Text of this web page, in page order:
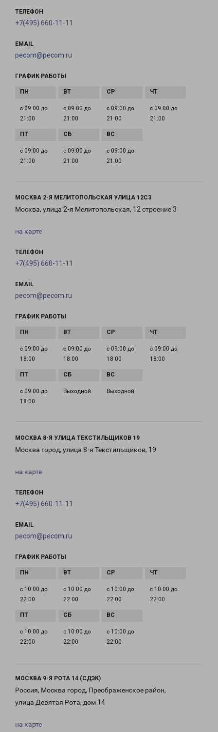
ТЕЛЕФОН
+7(495) 660-11-11
EMAIL
pecom@pecom.ru
ГРАФИК РАБОТЫ
с 09:00 до
21:00
с 09:00 до
21:00
с 09:00 до
21:00
с 09:00 до
21:00
с 09:00 до
21:00
с 09:00 до
21:00
с 09:00 до
21:00
МОСКВА 2-Я МЕЛИТОПОЛЬСКАЯ УЛИЦА 12С3
Москва, улица 2-я Мелитопольская, 12 строение 3
на карте
ТЕЛЕФОН
+7(495) 660-11-11
EMAIL
pecom@pecom.ru
ГРАФИК РАБОТЫ
с 09:00 до
18:00
с 09:00 до
18:00
с 09:00 до
18:00
с 09:00 до
18:00
с 09:00 до
18:00
Выходной Выходной
МОСКВА 8-Я УЛИЦА ТЕКСТИЛЬЩИКОВ 19
Москва город, улица 8-я Текстильщиков, 19
на карте
ТЕЛЕФОН
+7(495) 660-11-11
EMAIL
pecom@pecom.ru
ГРАФИК РАБОТЫ
с 10:00 до
22:00
с 10:00 до
22:00
с 10:00 до
22:00
с 10:00 до
22:00
с 10:00 до
22:00
с 10:00 до
22:00
с 10:00 до
22:00
МОСКВА 9-Я РОТА 14 (СДЭК)
Россия, Москва город, Преображенское район,
улица Девятая Рота, дом 14
на карте